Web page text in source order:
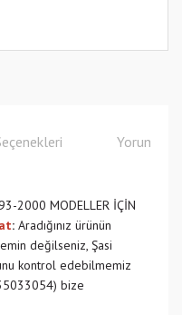
Yorumlar
2000 MODELLER İÇİN
: Aradığınız ürünün
değilseniz, Şasi
kontrol edebilmemiz
bize